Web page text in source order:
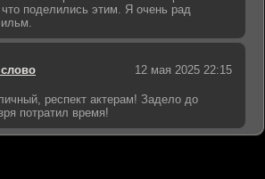
поделились этим. Я очень рад
12 мая 2025 22:15
респект актерам! Задело до
потратил время!